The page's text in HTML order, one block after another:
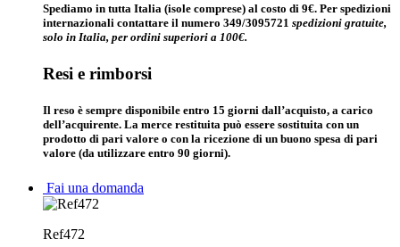
Spediamo in tutta Italia (isole comprese) al costo di 9€. Per spedizioni
internazionali contattare il numero 349/3095721 spedizioni gratuite,
solo in Italia, per ordini superiori a 100€.
Resi e rimborsi
Il reso è sempre disponibile entro 15 giorni dall’acquisto, a carico
dell’acquirente. La merce restituita può essere sostituita con un
prodotto di pari valore o con la ricezione di un buono spesa di pari
valore (da utilizzare entro 90 giorni).
Fai una domanda
Ref472